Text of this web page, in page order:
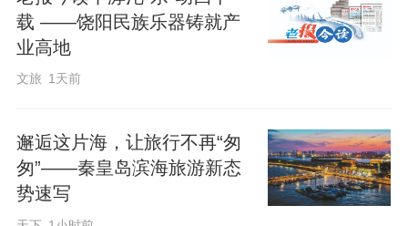
摄）。新华社记者 胡超 摄
“这片花，就是我们幸福生活的底气。”花卉
边笑着说。这是她最熟练的活儿——捏去
多余的芽，集中养分，确保每一枝花的饱
满与鲜艳。
载 ——饶阳民族乐器铸就产
业高地
文旅 1天前
邂逅这片海，让旅行不再“匆
匆”——秦皇岛滨海旅游新态
势速写